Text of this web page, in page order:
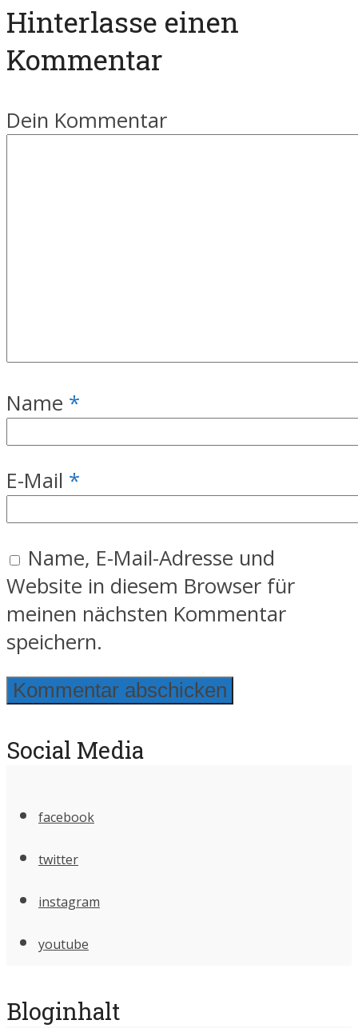
Hinterlasse einen
Kommentar
Dein Kommentar
Name *
E-Mail *
Name, E-Mail-Adresse und
Website in diesem Browser für
meinen nächsten Kommentar
speichern.
Social Media
facebook
twitter
instagram
youtube
Bloginhalt